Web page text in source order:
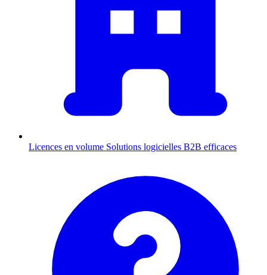
Licences en volume Solutions logicielles B2B efficaces